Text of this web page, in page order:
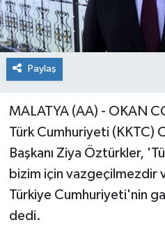
Paylaş
MALATYA (AA) - OKAN
Türk Cumhuriyeti (KKTC)
Başkanı Ziya Öztürkler,
bizim için vazgeçilmezdir
Türkiye Cumhuriyeti'nin
dedi.